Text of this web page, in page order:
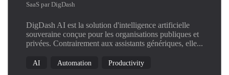
SaaS par DigDash
DigDash AI est la solution d'intelligence artificielle
souveraine conçue pour les organisations publiques et
privées. Contrairement aux assistants génériques, elle...
AI Automation Productivity